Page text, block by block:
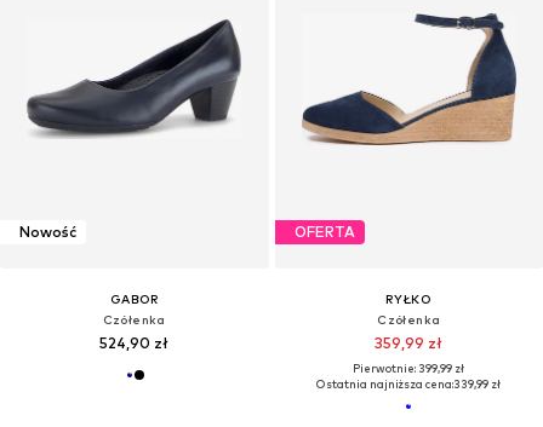
Nowość
GABOR
Czółenka
524,90 zł
OFERTA
RYŁKO
Czółenka
359,99 zł
Pierwotnie: 399,99 zł
Ostatnia najniższa cena:339,99 zł